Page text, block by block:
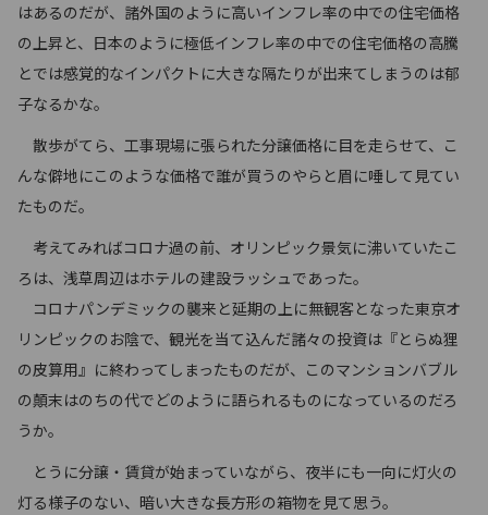
はあるのだが、諸外国のように高いインフレ率の中での住宅価格
の上昇と、日本のように極低インフレ率の中での住宅価格の高騰
とでは感覚的なインパクトに大きな隔たりが出来てしまうのは郁
子なるかな。
散歩がてら、工事現場に張られた分譲価格に目を走らせて、こ
んな僻地にこのような価格で誰が買うのやらと眉に唾して見てい
たものだ。
考えてみればコロナ過の前、オリンピック景気に沸いていたこ
ろは、浅草周辺はホテルの建設ラッシュであった。
コロナパンデミックの襲来と延期の上に無観客となった東京オ
リンピックのお陰で、観光を当て込んだ諸々の投資は『とらぬ狸
の皮算用』に終わってしまったものだが、このマンションバブル
の顛末はのちの代でどのように語られるものになっているのだろ
うか。
とうに分譲・賃貸が始まっていながら、夜半にも一向に灯火の
灯る様子のない、暗い大きな長方形の箱物を見て思う。